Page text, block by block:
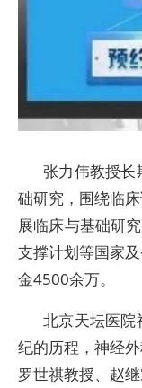
张力伟教授长
础研究，围绕临
展临床与基础研
支撑计划等国家
金4500余万。
北京天坛医院
纪的历程，神经
罗世祺教授、赵